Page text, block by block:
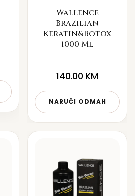
Wallence
Brazilian
Keratin&Botox
1000 Ml
140.00 KM
NARUČI ODMAH